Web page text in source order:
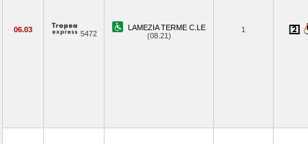
06.03 5472
LAMEZIA TERME C.LE
(08.21)
1